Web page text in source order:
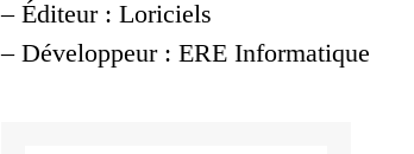
– Éditeur : Loriciels
– Développeur : ERE Informatique